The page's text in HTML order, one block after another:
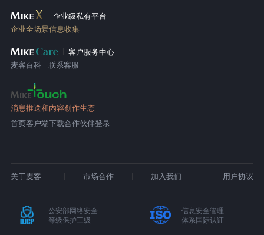
企业级私有平台
企业全场景信息收集
客户服务中心
麦客百科
联系客服
消息推送和内容创作生态
首页客户端下载合作伙伴登录
关于麦客 市场合作 加入我们 用户协议
公安部网络安全
等级保护三级
信息安全管理
体系国际认证